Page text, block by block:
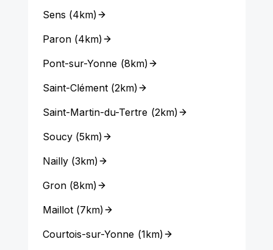
Sens (4km)
Paron(4km)
Pont-sur-Yonne (8km)
Saint-Clément(2km)
Saint-Martin-du-Tertre (2km)
Soucy(5km)
Nailly(3km)
Gron(8km)
Maillot(7km)
Courtois-sur-Yonne (1km)